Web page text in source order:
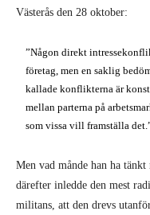
Västerås den 28 oktober:
”Någon direkt
företag, men en saklig
kallade konflikterna är
mellan parterna på
som vissa vill framställa
Men vad månde han ha
därefter inledde den mest
militans, att den drevs